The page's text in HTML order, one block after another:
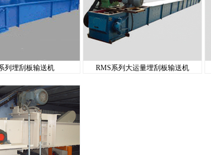
列埋刮板输送机 RMS系列大运量埋刮板输送机